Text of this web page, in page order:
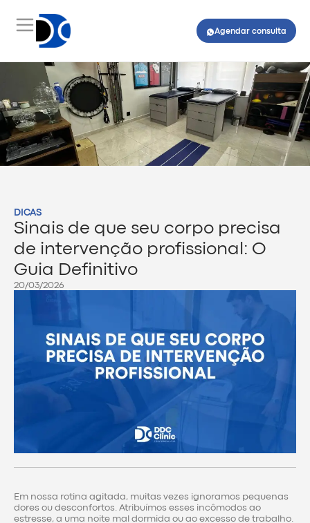
Agendar consulta
DICAS
Sinais de que seu corpo precisa
de intervenção profissional: O
Guia Definitivo
20/03/2026
Em nossa rotina agitada, muitas vezes ignoramos pequenas
dores ou desconfortos. Atribuímos esses incômodos ao
estresse, a uma noite mal dormida ou ao excesso de trabalho.